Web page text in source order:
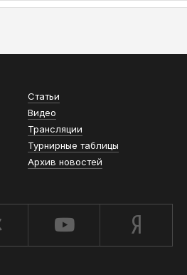
Статьи
Видео
Трансляции
Турнирные таблицы
Архив новостей